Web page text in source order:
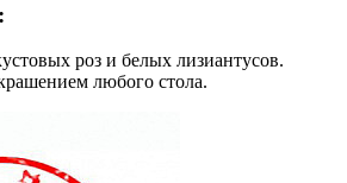
роз и белых лизиантусов.
любого стола.